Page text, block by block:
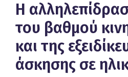
Η
του βαθμού
και της
άσκησης σε